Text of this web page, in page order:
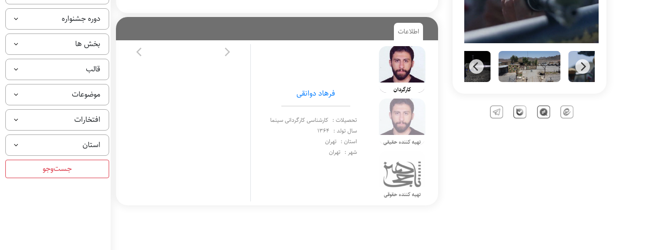
دوره جشنواره
بخش ها
قالب
موضوعات
افتخارات
استان
اطلاعات
کارگردان
تهیه کننده حقیقی
تهیه کننده حقوقی
فرهاد دوانقی
تحصیلات : کارشناسی کارگردانی سینما
سال تولد : 1364
استان : تهران
شهر : تهران